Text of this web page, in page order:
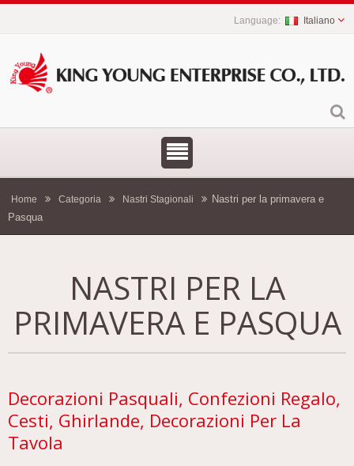
Italiano
Home Categoria Nastri Stagionali
Nastri per la primavera e
Pasqua
NASTRI PER LA
PRIMAVERA E PASQUA
Decorazioni Pasquali, Confezioni Regalo,
Cesti, Ghirlande, Decorazioni Per La
Tavola